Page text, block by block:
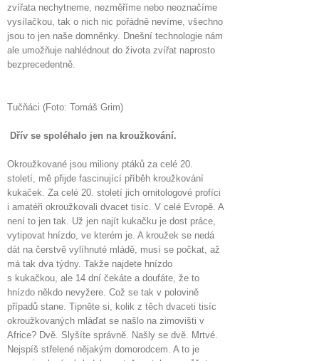
zvířata nechytneme, nezměříme nebo neoznačíme
vysílačkou, tak o nich nic pořádně nevíme, všechno
jsou to jen naše domněnky. Dnešní technologie nám
ale umožňuje nahlédnout do života zvířat naprosto
bezprecedentně.
Tučňáci (Foto: Tomáš Grim)
Dřív se spoléhalo jen na kroužkování.
Okroužkované jsou miliony ptáků za celé 20.
století, mě přijde fascinující příběh kroužkování
kukaček. Za celé 20. století jich ornitologové profíci
i amatéři okroužkovali dvacet tisíc. V celé Evropě. A
není to jen tak. Už jen najít kukačku je dost práce,
vytipovat hnízdo, ve kterém je. A kroužek se nedá
dát na čerstvě vylíhnuté mládě, musí se počkat, až
má tak dva týdny. Takže najdete hnízdo
s kukačkou, ale 14 dní čekáte a doufáte, že to
hnízdo někdo nevyžere. Což se tak v polovině
případů stane. Tipněte si, kolik z těch dvaceti tisíc
okroužkovaných mláďat se našlo na zimovišti v
Africe? Dvě. Slyšíte správně. Našly se dvě. Mrtvé.
Nejspíš střelené nějakým domorodcem. A to je